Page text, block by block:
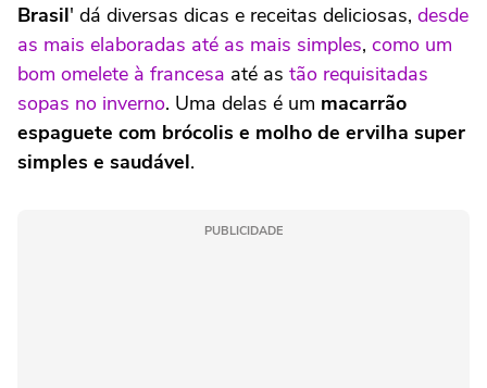
Brasil' dá diversas dicas e receitas deliciosas, desde
as mais elaboradas até as mais simples, como um
bom omelete à francesa até as tão requisitadas
sopas no inverno. Uma delas é um macarrão
espaguete com brócolis e molho de ervilha super
simples e saudável.
PUBLICIDADE